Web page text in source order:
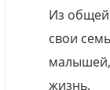
Из общей
свои
малышей,
жизнь.